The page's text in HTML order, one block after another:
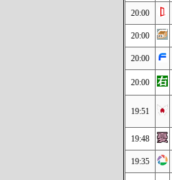
20:00
20:00
20:00
20:00
19:51
19:48
19:35